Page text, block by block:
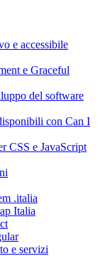
e accessibile
e Graceful
del software
con Can I
CSS e JavaScript
.italia
Italia
e servizi